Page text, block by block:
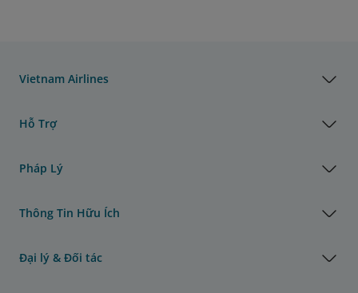
Vietnam Airlines
Hỗ Trợ
Pháp Lý
Thông Tin Hữu Ích
Đại lý & Đối tác